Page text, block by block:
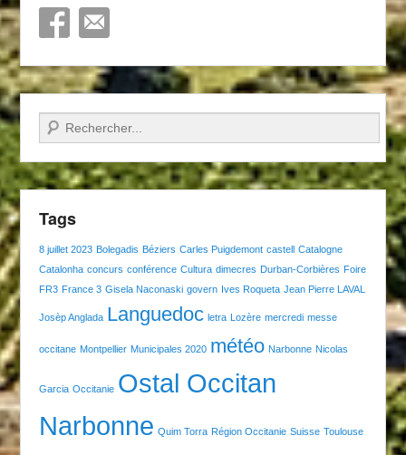
Recherche
Tags
8 juillet 2023 Bolegadis Béziers Carles Puigdemont castell Catalogne
Catalonha concurs conférence Cultura dimecres Durban-Corbières Foire
FR3 France 3 Gisela Naconaski govern Ives Roqueta Jean Pierre LAVAL
Josèp Anglada Languedoc letra Lozère mercredi messe
occitane Montpellier Municipales 2020 météo Narbonne Nicolas
Garcia Occitanie Ostal Occitan
Narbonne Quim Torra Région Occitanie Suisse Toulouse